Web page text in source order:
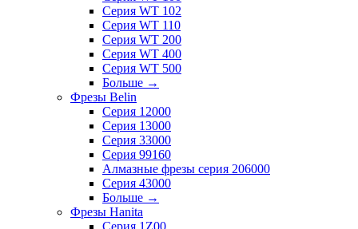
Серия WT 102
Серия WT 110
Серия WT 200
Серия WT 400
Серия WT 500
Больше →
Фрезы Belin
Серия 12000
Серия 13000
Серия 33000
Серия 99160
Алмазные фрезы серия 206000
Серия 43000
Больше →
Фрезы Hanita